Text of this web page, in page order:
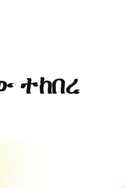
ተከበረ